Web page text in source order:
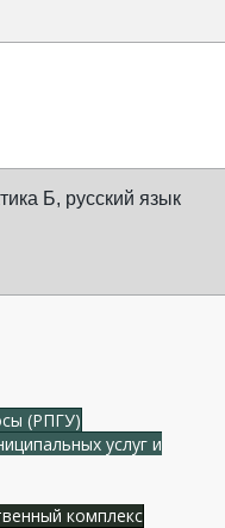
Б, русский язык
(РПГУ)
услуг и
комплекс